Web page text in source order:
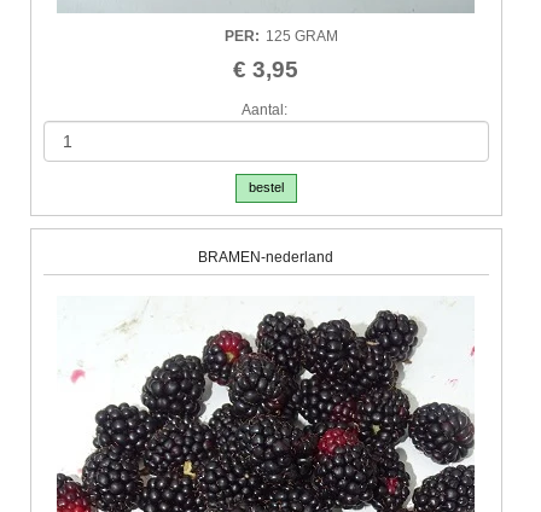
PER: 125 GRAM
€ 3,95
Aantal:
bestel
BRAMEN-nederland